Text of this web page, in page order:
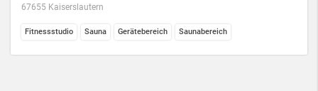
67655 Kaiserslautern
Fitnessstudio Sauna Gerätebereich Saunabereich